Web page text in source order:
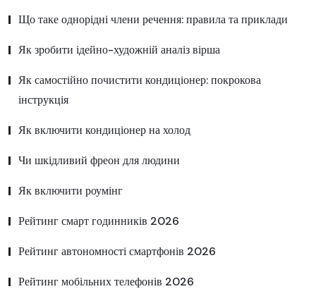
Що таке однорідні члени речення: правила та приклади
Як зробити ідейно-художній аналіз вірша
Як самостійно почистити кондиціонер: покрокова
інструкція
Як включити кондиціонер на холод
Чи шкідливий фреон для людини
Як включити роумінг
Рейтинг смарт годинників 2026
Рейтинг автономності смартфонів 2026
Рейтинг мобільних телефонів 2026